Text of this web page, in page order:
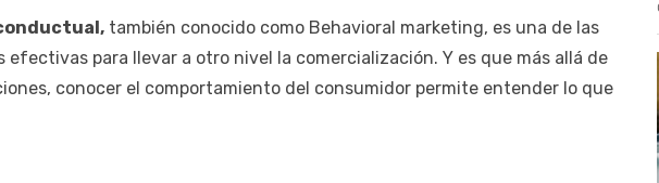
también conocido como Behavioral marketing, es una de las
efectivas para llevar a otro nivel la comercialización. Y es que más allá de
conocer el comportamiento del consumidor permite entender lo que